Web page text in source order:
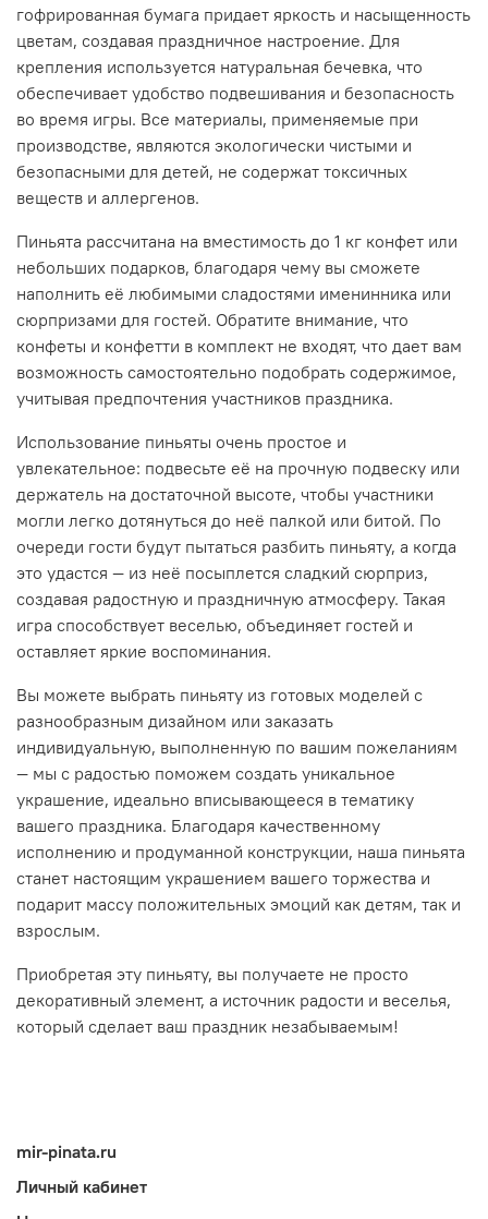
гофрированная бумага придает яркость и насыщенность
цветам, создавая праздничное настроение. Для
крепления используется натуральная бечевка, что
обеспечивает удобство подвешивания и безопасность
во время игры. Все материалы, применяемые при
производстве, являются экологически чистыми и
безопасными для детей, не содержат токсичных
веществ и аллергенов.
Пиньята рассчитана на вместимость до 1 кг конфет или
небольших подарков, благодаря чему вы сможете
наполнить её любимыми сладостями именинника или
сюрпризами для гостей. Обратите внимание, что
конфеты и конфетти в комплект не входят, что дает вам
возможность самостоятельно подобрать содержимое,
учитывая предпочтения участников праздника.
Использование пиньяты очень простое и
увлекательное: подвесьте её на прочную подвеску или
держатель на достаточной высоте, чтобы участники
могли легко дотянуться до неё палкой или битой. По
очереди гости будут пытаться разбить пиньяту, а когда
это удастся — из неё посыплется сладкий сюрприз,
создавая радостную и праздничную атмосферу. Такая
игра способствует веселью, объединяет гостей и
оставляет яркие воспоминания.
Вы можете выбрать пиньяту из готовых моделей с
разнообразным дизайном или заказать
индивидуальную, выполненную по вашим пожеланиям
— мы с радостью поможем создать уникальное
украшение, идеально вписывающееся в тематику
вашего праздника. Благодаря качественному
исполнению и продуманной конструкции, наша пиньята
станет настоящим украшением вашего торжества и
подарит массу положительных эмоций как детям, так и
взрослым.
Приобретая эту пиньяту, вы получаете не просто
декоративный элемент, а источник радости и веселья,
который сделает ваш праздник незабываемым!
mir-pinata.ru
Личный кабинет